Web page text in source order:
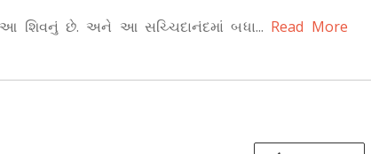
છે. અને આ સચ્ચિદાનંદમાં બધા... Read More